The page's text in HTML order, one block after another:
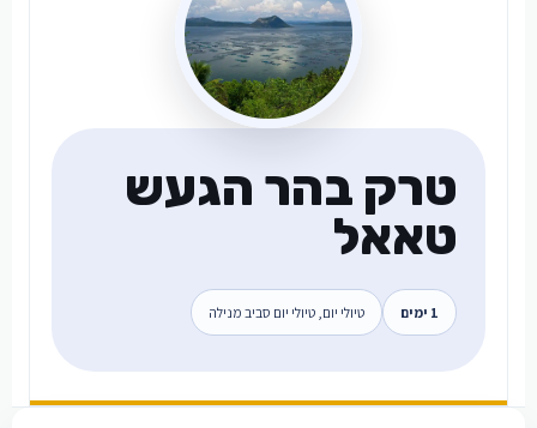
טרק בהר הגעש
טאאל
1 ימים טיולי יום, טיולי יום סביב מנילה